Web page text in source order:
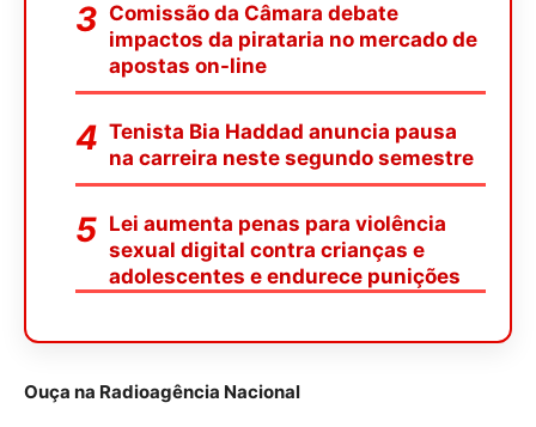
Comissão da Câmara debate
impactos da pirataria no mercado de
apostas on-line
Tenista Bia Haddad anuncia pausa
na carreira neste segundo semestre
Lei aumenta penas para violência
sexual digital contra crianças e
adolescentes e endurece punições
Ouça na Radioagência Nacional